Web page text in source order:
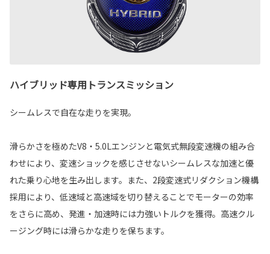
ハイブリッド専用トランスミッション
シームレスで自在な走りを実現。
滑らかさを極めたV8・5.0Lエンジンと電気式無段変速機の組み合
わせにより、変速ショックを感じさせないシームレスな加速と優
れた乗り心地を生み出します。また、2段変速式リダクション機構
採用により、低速域と高速域を切り替えることでモーターの効率
をさらに高め、発進・加速時には力強いトルクを獲得。高速クル
ージング時には滑らかな走りを保ちます。